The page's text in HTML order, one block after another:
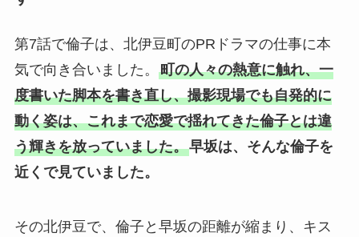
第7話で倫子は、北伊豆町のPRドラマの仕事に本
気で向き合いました。 町の人々の熱意に触れ、一
度書いた脚本を書き直し、撮影現場でも自発的に
動く姿は、これまで恋愛で揺れてきた倫子とは違
う輝きを放っていました。早坂は、そんな倫子を
近くで見ていました。
その北伊豆で、倫子と早坂の距離が縮まり、キス